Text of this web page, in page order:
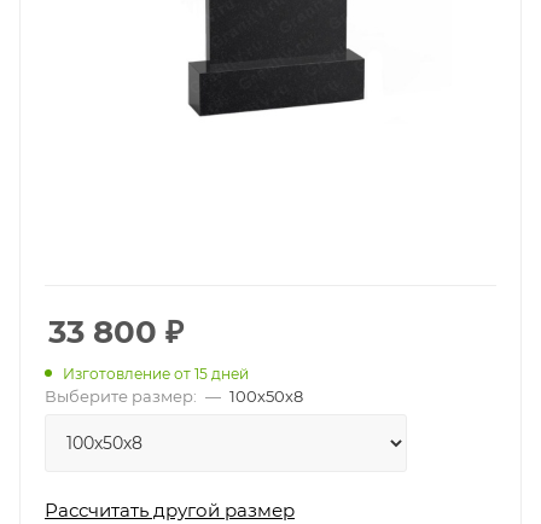
33 800 ₽
Изготовление от 15 дней
Выберите размер: — 100х50х8
Рассчитать другой размер